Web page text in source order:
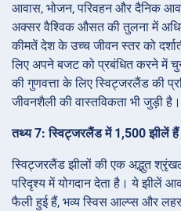
आवास, भोजन, परिवहन और दैनिक
अक्सर वैश्विक औसत की तुलना में
कीमतें देश के उच्च जीवन स्तर को
लिए अपने बजट को प्रबंधित करने में
की गुणवत्ता के लिए स्विट्जरलैंड की
जीवनशैली की वास्तविकता भी जुड़ी है।
तथ्य 7: स्विट्जरलैंड में 1,500 झीलें हैं
स्विट्जरलैंड झीलों की एक अद्भुत
परिदृश्य में योगदान देता है। ये झीलें
फैली हुई हैं, भव्य स्विस आल्प्स और